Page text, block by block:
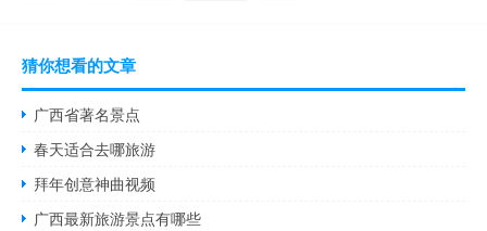
猜你想看的文章
广西省著名景点
春天适合去哪旅游
拜年创意神曲视频
广西最新旅游景点有哪些